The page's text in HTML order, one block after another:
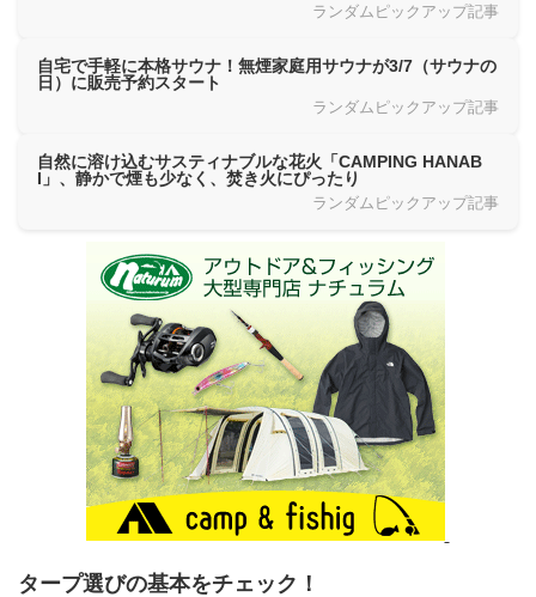
ランダムピックアップ記事
自宅で手軽に本格サウナ！無煙家庭用サウナが3/7（サウナの
日）に販売予約スタート
ランダムピックアップ記事
自然に溶け込むサスティナブルな花火「CAMPING HANAB
I」、静かで煙も少なく、焚き火にぴったり
ランダムピックアップ記事
タープ選びの基本をチェック！